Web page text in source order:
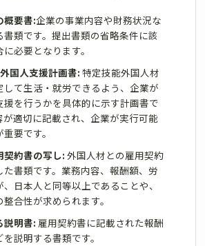
概要書:企業の事業内容や財務状況な
書類です。提出書類の省略条件に該
必要となります。
国人支援計画書:特定技能外国人材
して生活・就労できるよう、企業が
援を行うかを具体的に示す計画書で
が適切に記載され、企業が実行可能
要です。
契約書の写し: 外国人材との雇用契約
た書類です。業務内容、報酬額、労
日本人と同等以上であることや、
合性が求められます。
説明書: 雇用契約書に記載された報酬
説明する書類です。